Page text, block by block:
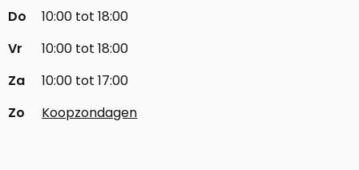
Do
10:00 tot 18:00
Vr
10:00 tot 18:00
Za
10:00 tot 17:00
Zo
Koopzondagen